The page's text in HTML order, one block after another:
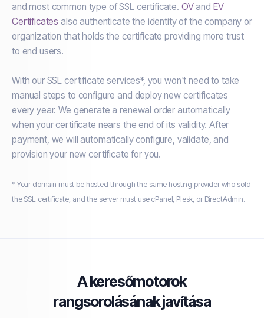
and most common type of SSL certificate. OVand EV
Certificates also authenticate the identity of the company or
organization that holds the certificate providing more trust
to end users.
With our SSL certificate services*, you won't need to take
manual steps to configure and deploy new certificates
every year. We generate a renewal order automatically
when your certificate nears the end of its validity. After
payment, we will automatically configure, validate, and
provision your new certificate for you.
* Your domain must be hosted through the same hosting provider who sold
the SSL certificate, and the server must use cPanel, Plesk, or DirectAdmin.
A keresőmotorok
rangsorolásának javítása